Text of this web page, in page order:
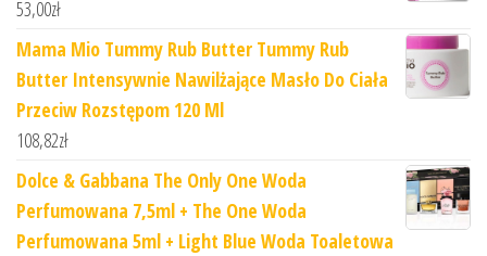
53,00zł
Mama Mio Tummy Rub Butter Tummy Rub
Butter Intensywnie Nawilżające Masło Do Ciała
Przeciw Rozstępom 120 Ml
108,82zł
Dolce & Gabbana The Only One Woda
Perfumowana 7,5ml + The One Woda
Perfumowana 5ml + Light Blue Woda Toaletowa